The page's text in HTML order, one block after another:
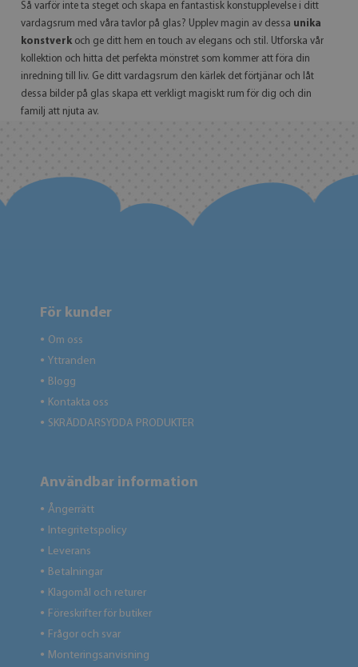
Så varför inte ta steget och skapa en fantastisk konstupplevelse i ditt
vardagsrum med våra tavlor på glas? Upplev magin av dessa unika
konstverk och ge ditt hem en touch av elegans och stil. Utforska vår
kollektion och hitta det perfekta mönstret som kommer att föra din
inredning till liv. Ge ditt vardagsrum den kärlek det förtjänar och låt
dessa bilder på glas skapa ett verkligt magiskt rum för dig och din
familj att njuta av.
För kunder
● Om oss
● Yttranden
● Blogg
● Kontakta oss
● SKRÄDDARSYDDA PRODUKTER
Användbar information
● Ångerrätt
● Integritetspolicy
● Leverans
● Betalningar
● Klagomål och returer
● Föreskrifter för butiker
● Frågor och svar
● Monteringsanvisning